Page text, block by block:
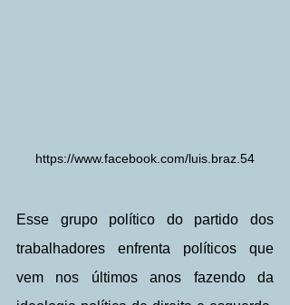
https://www.facebook.com/luis.braz.54
Esse grupo político do partido dos
trabalhadores enfrenta políticos que
vem nos últimos anos fazendo da